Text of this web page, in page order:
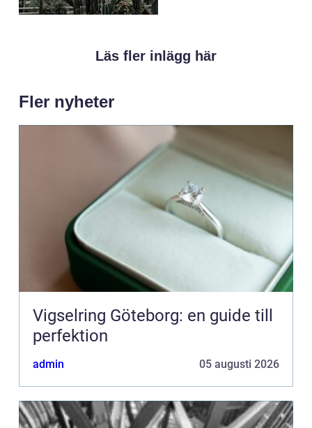
Läs fler inlägg här
Fler nyheter
Vigselring Göteborg: en guide till
perfektion
admin 05 augusti 2026